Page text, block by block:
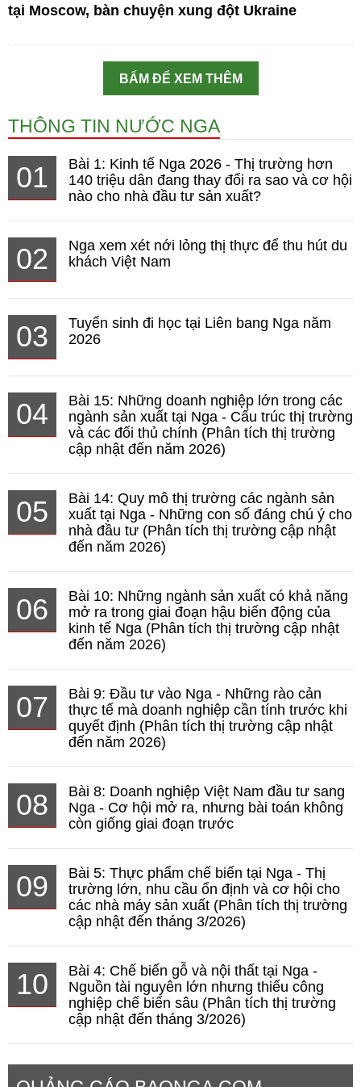
tại Moscow, bàn chuyện xung đột Ukraine
BẤM ĐỂ XEM THÊM
THÔNG TIN NƯỚC NGA
01
Bài 1: Kinh tế Nga 2026 - Thị trường hơn
140 triệu dân đang thay đổi ra sao và cơ hội
nào cho nhà đầu tư sản xuất?
02
Nga xem xét nới lỏng thị thực để thu hút du
khách Việt Nam
03
Tuyển sinh đi học tại Liên bang Nga năm
2026
04
Bài 15: Những doanh nghiệp lớn trong các
ngành sản xuất tại Nga - Cấu trúc thị trường
và các đối thủ chính (Phân tích thị trường
cập nhật đến năm 2026)
05
Bài 14: Quy mô thị trường các ngành sản
xuất tại Nga - Những con số đáng chú ý cho
nhà đầu tư (Phân tích thị trường cập nhật
đến năm 2026)
06
Bài 10: Những ngành sản xuất có khả năng
mở ra trong giai đoạn hậu biến động của
kinh tế Nga (Phân tích thị trường cập nhật
đến năm 2026)
07
Bài 9: Đầu tư vào Nga - Những rào cản
thực tế mà doanh nghiệp cần tính trước khi
quyết định (Phân tích thị trường cập nhật
đến năm 2026)
08
Bài 8: Doanh nghiệp Việt Nam đầu tư sang
Nga - Cơ hội mở ra, nhưng bài toán không
còn giống giai đoạn trước
09
Bài 5: Thực phẩm chế biến tại Nga - Thị
trường lớn, nhu cầu ổn định và cơ hội cho
các nhà máy sản xuất (Phân tích thị trường
cập nhật đến tháng 3/2026)
10
Bài 4: Chế biến gỗ và nội thất tại Nga -
Nguồn tài nguyên lớn nhưng thiếu công
nghiệp chế biến sâu (Phân tích thị trường
cập nhật đến tháng 3/2026)